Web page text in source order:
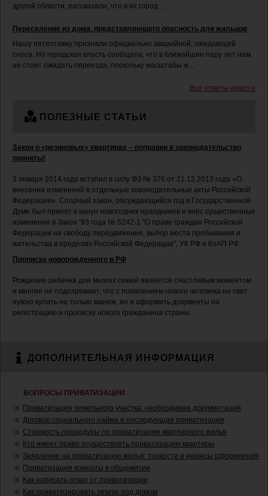
другой области, рассказали, что в их город ...
Переселение из дома, представляющего опасность для жильцов
Нашу пятиэтажку признали официально аварийной, ожидающей
сноса. Но городская власть сообщила, что в ближайшие пару лет нам
не стоит ожидать переезда, поскольку масштабы ж ...
Все ответы юриста
ПОЛЕЗНЫЕ СТАТЬИ
Закон о «резиновых» квартирах – поправки в законодательство
приняты!
3 января 2014 года вступил в силу ФЗ № 376 от 21.12.2013 года «О
внесении изменений в отдельные законодательные акты Российской
Федерации». Спорный закон, обсуждающийся год в Государственной
Думе был принят в канун новогодних праздников и внёс существенные
изменения в Закон ’93 года № 5242-1 "О праве граждан Российской
Федерации на свободу передвижения, выбор места пребывания и
жительства в пределах Российской Федерации", УК РФ и КоАП РФ.
Прописка новорожденного в РФ
Рождение ребенка для многих семей является счастливым моментом
и многие не подозревают, что с появлением нового человека на свет,
нужно купить не только манеж, но и оформить документы на
регистрацию и прописку нового гражданина страны.
ДОПОЛНИТЕЛЬНАЯ ИНФОРМАЦИЯ
ВОПРОСЫ ПРИВАТИЗАЦИИ
Приватизация земельного участка: необходимая документация
Договор социального найма и последующая приватизация
Стоимость процедуры по приватизации квартирного жилья
Кто имеет право осуществлять приватизацию квартиры
Заявление на приватизацию жилья: тонкости и нюансы оформления
Приватизация комнаты в общежитии
Как написать отказ от приватизации
Как приватизировать землю под домом